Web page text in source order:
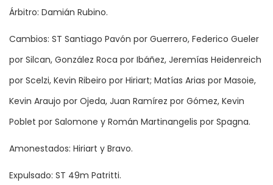
Árbitro: Damián Rubino.
Cambios: ST Santiago Pavón por Guerrero, Federico Gueler
por Silcan, González Roca por Ibáñez, Jeremías Heidenreich
por Scelzi, Kevin Ribeiro por Hiriart; Matías Arias por Masoie,
Kevin Araujo por Ojeda, Juan Ramírez por Gómez, Kevin
Poblet por Salomone y Román Martinangelis por Spagna.
Amonestados: Hiriart y Bravo.
Expulsado: ST 49m Patritti.